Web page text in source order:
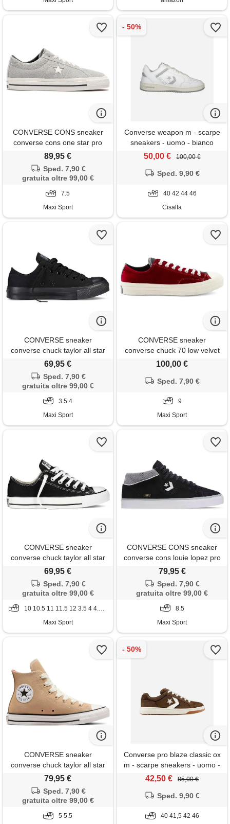
CONVERSE CONS sneaker
converse cons one star pro
89,95 €
Sped. 7,90 €
gratuita oltre 99,00 €
7.5
Maxi Sport
Converse weapon m - scarpe
sneakers - uomo - bianco
50,00 € 100,00 €
Sped. 9,90 €
40 42 44 46
Cisalfa
CONVERSE sneaker
converse chuck taylor all star
ox mono nere
69,95 €
Sped. 7,90 €
gratuita oltre 99,00 €
3.5 4
Maxi Sport
CONVERSE sneaker
converse chuck 70 low velvet
beyond retro
100,00 €
Sped. 7,90 €
9
Maxi Sport
CONVERSE sneaker
converse chuck taylor all star
ox nere
69,95 €
Sped. 7,90 €
gratuita oltre 99,00 €
10 10.5 11 11.5 12 3.5 4 4.5 5 5.5 6 6.5 7 7.5 8 8.5 9 9.5
Maxi Sport
CONVERSE CONS sneaker
converse cons louie lopez pro
suede mid
79,95 €
Sped. 7,90 €
gratuita oltre 99,00 €
8.5
Maxi Sport
CONVERSE sneaker
converse chuck taylor all star
hi suede donna
79,95 €
Sped. 7,90 €
gratuita oltre 99,00 €
5 5.5
Converse pro blaze classic ox
m - scarpe sneakers - uomo -
marrone
42,50 € 85,00 €
Sped. 9,90 €
40 41,5 42 46